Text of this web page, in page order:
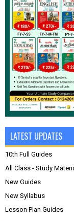
LATEST UPDATES
10th Full Guides
All Class - Study
New Guides
New Syllabus
Lesson Plan Guides